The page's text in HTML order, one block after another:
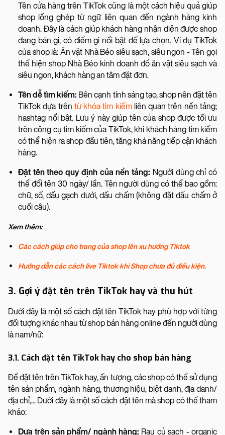
Tên cửa hàng trên TikTok cũng là một cách hiệu quả giúp
shop lồng ghép từ ngữ liên quan đến ngành hàng kinh
doanh. Đây là cách giúp khách hàng nhận diện được shop
đang bán gì, có điểm gì nổi bật để lựa chọn. Ví dụ TikTok
của shop là: Ăn vặt Nhà Béo siêu sạch, siêu ngon - Tên gọi
thể hiện shop Nhà Béo kinh doanh đồ ăn vặt siêu sạch và
siêu ngon, khách hàng an tâm đặt đơn.
Tên dễ tìm kiếm: Bên cạnh tính sáng tạo, shop nên đặt tên
TikTok dựa trên từ khóa tìm kiếmliên quan trên nền tảng;
hashtag nổi bật. Lưu ý này giúp tên của shop được tối ưu
trên công cụ tìm kiếm của TikTok, khi khách hàng tìm kiếm
có thể hiện ra shop đầu tiên, tăng khả năng tiếp cận khách
hàng.
Đặt tên theo quy định của nền tảng: Người dùng chỉ có
thể đổi tên 30 ngày/ lần. Tên người dùng có thể bao gồm:
chữ, số, dấu gạch dưới, dấu chấm (không đặt dấu chấm ở
cuối câu).
Xem thêm:
Các cách giúp cho trang của shop lên xu hướng Tiktok
Hướng dẫn các cách live Tiktok khi Shop chưa đủ điều kiện.
3. Gợi ý đặt tên trên TikTok hay và thu hút
Dưới đây là một số cách đặt tên TikTok hay phù hợp với từng
đối tượng khác nhau từ shop bán hàng online đến người dùng
là nam/nữ:
3.1. Cách đặt tên TikTok hay cho shop bán hàng
Để đặt tên trên TikTok hay, ấn tượng, các shop có thể sử dụng
tên sản phẩm, ngành hàng, thương hiệu, biệt danh, địa danh/
địa chỉ,... Dưới đây là một số cách đặt tên mà shop có thể tham
khảo:
Dựa trên sản phẩm/ ngành hàng: Rau củ sạch - organic